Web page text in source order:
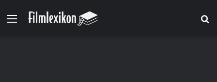
Menü